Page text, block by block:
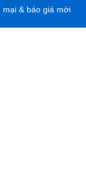
& báo giá mới